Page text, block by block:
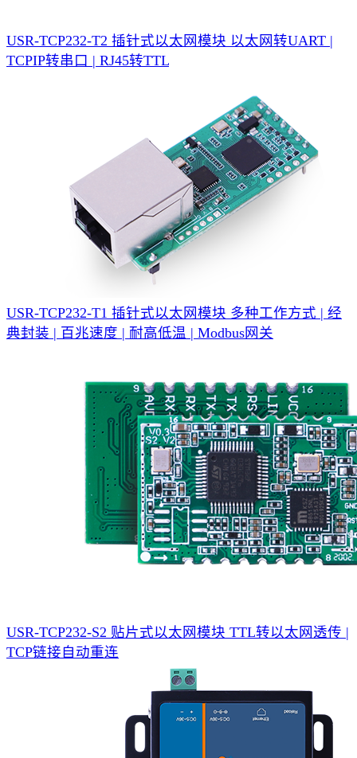
USR-TCP232-T2 插针式以太网模块 以太网转UART |
TCPIP转串口 | RJ45转TTL
USR-TCP232-T1 插针式以太网模块 多种工作方式 | 经
典封装 | 百兆速度 | 耐高低温 | Modbus网关
USR-TCP232-S2 贴片式以太网模块 TTL转以太网透传 |
TCP链接自动重连